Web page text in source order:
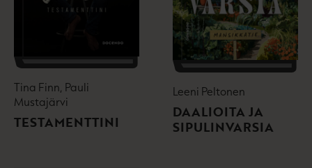
Tina Finn, Pauli
Mustajärvi
TESTAMENTTINI
Leeni Peltonen
DAALIOITA JA
SIPULINVARSIA